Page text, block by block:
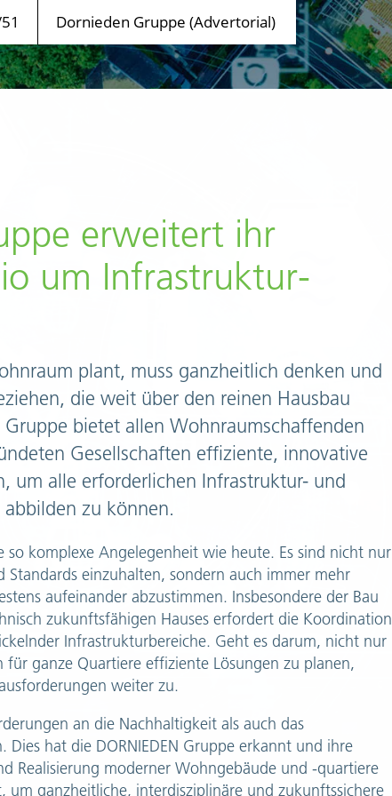
Dornieden Gruppe (Advertorial)
erweitert ihr
um Infrastruktur­
plant, muss ganzheitlich denken und
die weit über den reinen Hausbau
Gruppe bietet allen Wohnraumschaffenden
Gesellschaften effiziente, innovative
um alle erforderlichen Infrastruktur- und
zu können.
so komplexe Angelegenheit wie heute. Es sind nicht nur
Standards einzuhalten, sondern auch immer mehr
aufeinander abzustimmen. Insbesondere der Bau
zukunftsfähigen Hauses erfordert die Koordination
Infrastrukturbereiche. Geht es darum, nicht nur
ganze Quartiere effiziente Lösungen zu planen,
weiter zu.
an die Nachhaltigkeit als auch das
Dies hat die DORNIEDEN Gruppe erkannt und ihre
Realisierung moderner Wohngebäude und -quartiere
um ganzheitliche, interdisziplinäre und zukunftssichere